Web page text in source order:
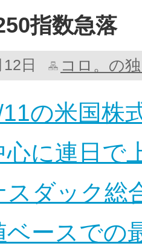
指数急落
日 コロ。の
の米国株
心に連日で
スダック総
ベースでの